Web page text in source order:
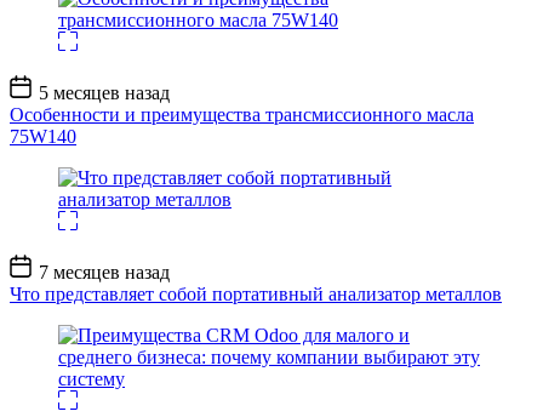
Дата
записи
5 месяцев назад
Особенности и преимущества трансмиссионного масла
75W140
Дата
записи
7 месяцев назад
Что представляет собой портативный анализатор металлов